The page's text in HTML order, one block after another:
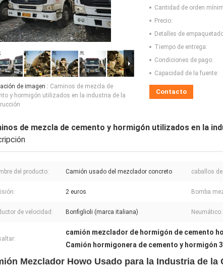
de imagen : Caminos de mezcla de
y hormigón utilizados en la industria de la
Cantidad de orden
Precio:
Detalles de
Tiempo de entrega:
Condiciones de pago:
Capacidad de la fuente:
Contacto
de mezcla de cemento y hormigón utilizados en la
del producto: Camión usado del mezclador concreto caballos
2 euros Bomba
de velocidad: Bonfiglioli (marca italiana) Neumático:
camión mezclador de hormigón de cemento
Camión hormigonera de cemento y hormigón
Mezclador Howo Usado para la Industria de la